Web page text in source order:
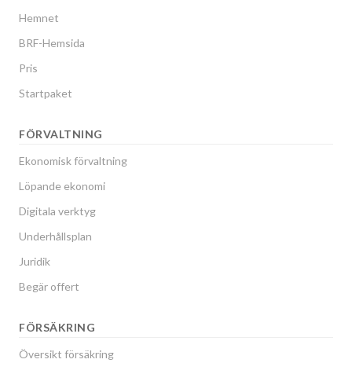
Hemnet
BRF-Hemsida
Pris
Startpaket
FÖRVALTNING
Ekonomisk förvaltning
Löpande ekonomi
Digitala verktyg
Underhållsplan
Juridik
Begär offert
FÖRSÄKRING
Översikt försäkring